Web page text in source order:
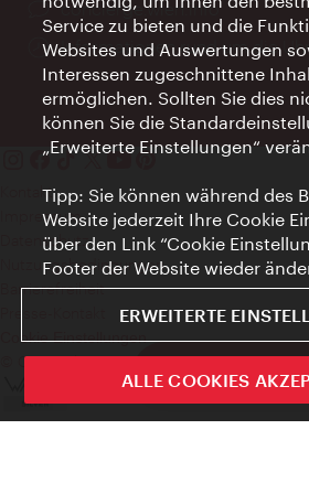
ivie - Die offizielle
Ort:
concierge.wien.info
Öffnungszeiten:
Informationen rund um die Uhr
Kontakt
Impressum
Datenschutz
Nutzungsbedingungen
Barrierefreiheit
Cookie Einstellungen
© Copyright WienTourismus
Service zu bieten und die
Websites und Auswertungen
Interessen zugeschnittene
ermöglichen. Sollten Sie dies
können Sie die
„Erweiterte Einstellungen“
Tipp: Sie können während des
Website jederzeit Ihre Cookie
über den Link “Cookie
Footer der Website wieder
ERWEITERTE
ALLE COOKIES